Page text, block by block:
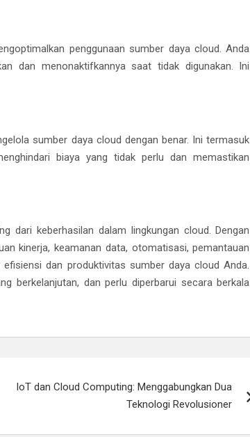
penggunaan sumber daya cloud. Anda
dan menonaktifkannya saat tidak digunakan. Ini
sumber daya cloud dengan benar. Ini termasuk
biaya yang tidak perlu dan memastikan
dari keberhasilan dalam lingkungan cloud. Dengan
kinerja, keamanan data, otomatisasi, pemantauan
dan produktivitas sumber daya cloud Anda.
berkelanjutan, dan perlu diperbarui secara berkala
IoT dan Cloud Computing: Menggabungkan Dua
Teknologi Revolusioner